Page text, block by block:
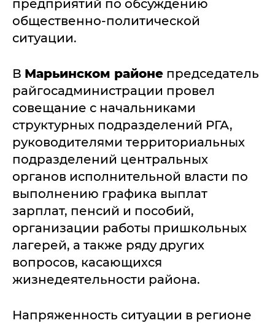
предприятий по обсуждению
общественно-политической
ситуации.
В Марьинском районе председатель
райгосадминистрации провел
совещание с начальниками
структурных подразделений РГА,
руководителями территориальных
подразделений центральных
органов исполнительной власти по
выполнению графика выплат
зарплат, пенсий и пособий,
организации работы пришкольных
лагерей, а также ряду других
вопросов, касающихся
жизнедеятельности района.
Напряженность ситуации в регионе